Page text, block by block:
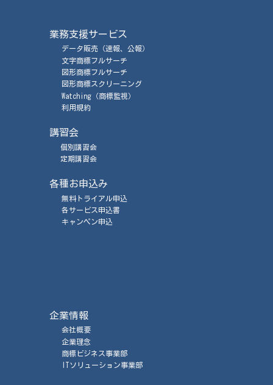
業務支援サービス
データ販売
（速報、公報）
文字商標フルサーチ
図形商標フルサーチ
図形商標スクリーニング
Watching （商標監視）
利用規約
講習会
個別講習会
定期講習会
各種お申込み
無料トライアル申込
各サービス申込書
キャンペン申込
企業情報
会社概要
企業理念
商標ビジネス事業部
ITソリューション事業部